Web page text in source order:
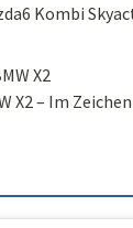
Kombi
X2 – Im